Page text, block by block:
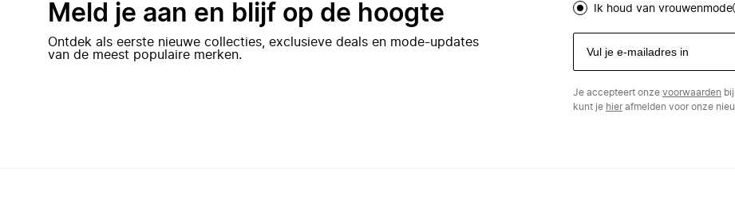
Meld je aan en blijf op de hoogte
Ontdek als eerste nieuwe collecties, exclusieve deals en mode-updates
van de meest populaire merken.
Ik houd van vrouwenmode
Je accepteert onze voorwaarden
kunt je hierafmelden voor onze